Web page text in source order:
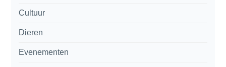
Cultuur
Dieren
Evenementen